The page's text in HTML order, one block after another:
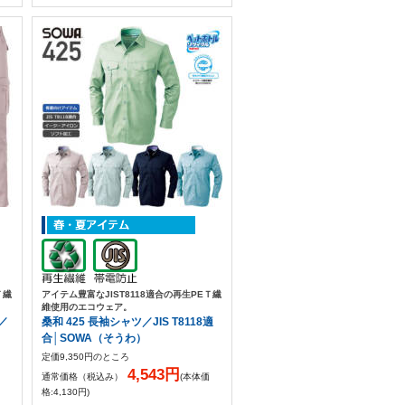
繊
アイテム豊富なJIST8118適合の再生PEＴ繊
維使用のエコウェア。
桑和 425 長袖シャツ／JIS T8118適
合│SOWA（そうわ）
定価9,350円のところ
通常価格（税込み）
4,543円(本体価
格:4,130円)